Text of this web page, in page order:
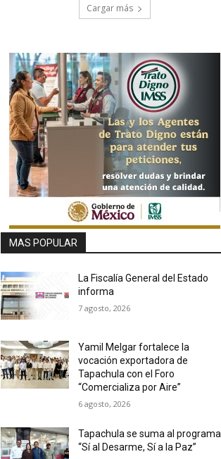
Cargar más
MAS POPULAR
La Fiscalía General del Estado
informa
7 agosto, 2026
Yamil Melgar fortalece la
vocación exportadora de
Tapachula con el Foro
“Comercializa por Aire”
6 agosto, 2026
Tapachula se suma al programa
“Sí al Desarme, Sí a la Paz”